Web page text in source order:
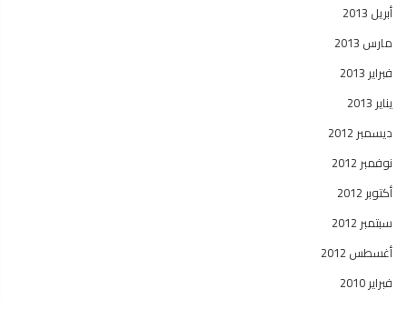
أبريل 2013
مارس 2013
فبراير 2013
يناير 2013
ديسمبر 2012
نوفمبر 2012
أكتوبر 2012
سبتمبر 2012
أغسطس 2012
فبراير 2010